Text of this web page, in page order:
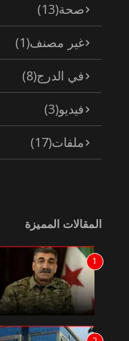
صحة(13)
غير مصنف(1)
في الدرج(8)
فيديو(3)
ملفات(17)
المقالات المميزة
1